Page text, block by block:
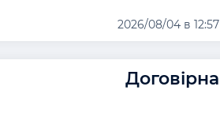
2026/08/04 в 12:57
Договірна